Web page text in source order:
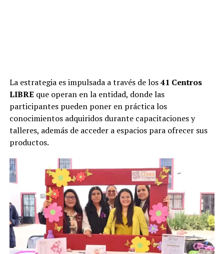
La estrategia es impulsada a través de los41 Centros
LIBRE que operan en la entidad, donde las
participantes pueden poner en práctica los
conocimientos adquiridos durante capacitaciones y
talleres, además de acceder a espacios para ofrecer sus
productos.